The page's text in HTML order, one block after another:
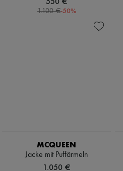
1.100 €-50%
MCQUEEN
Jacke mit Puffärmeln
1.050 €